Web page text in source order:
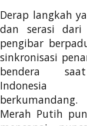
Derap langkah
dan serasi dari
pengibar
sinkronisasi
bendera
Indonesia
berkumandang.
Merah Putih